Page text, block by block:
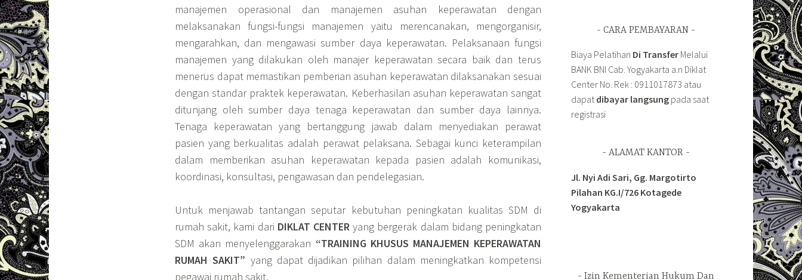
manajemen operasional dan manajemen asuhan keperawatan dengan
melaksanakan fungsi-fungsi manajemen yaitu merencanakan, mengorganisir,
mengarahkan, dan mengawasi sumber daya keperawatan. Pelaksanaan fungsi
manajemen yang dilakukan oleh manajer keperawatan secara baik dan terus
menerus dapat memastikan pemberian asuhan keperawatan dilaksanakan sesuai
dengan standar praktek keperawatan. Keberhasilan asuhan keperawatan sangat
ditunjang oleh sumber daya tenaga keperawatan dan sumber daya lainnya.
Tenaga keperawatan yang bertanggung jawab dalam menyediakan perawat
pasien yang berkualitas adalah perawat pelaksana. Sebagai kunci keterampilan
dalam memberikan asuhan keperawatan kepada pasien adalah komunikasi,
koordinasi, konsultasi, pengawasan dan pendelegasian.
Untuk menjawab tantangan seputar kebutuhan peningkatan kualitas SDM di
rumah sakit, kami dari DIKLAT CENTER yang bergerak dalam bidang peningkatan
SDM akan menyelenggarakan “TRAINING KHUSUS MANAJEMEN KEPERAWATAN
RUMAH SAKIT” yang dapat dijadikan pilihan dalam meningkatkan kompetensi
pegawai rumah sakit.
CARA PEMBAYARAN
Biaya Pelatihan Di Transfer Melalui
BANK BNI Cab. Yogyakarta a.n Diklat
Center No. Rek : 0911017873 atau
dapatdibayar langsung pada saat
registrasi
ALAMAT KANTOR
Jl. Nyi Adi Sari, Gg. Margotirto
Pilahan KG.I/726 Kotagede
Yogyakarta
Izin Kementerian Hukum Dan